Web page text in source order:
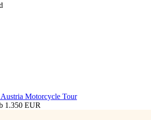
Motorcycle Tour
1.350 EUR